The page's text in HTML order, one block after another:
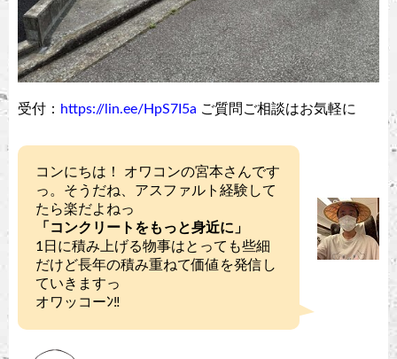
受付： https://lin.ee/HpS7I5a ご質問ご相談はお気軽に
コンにちは！ オワコンの宮本さんです
っ。そうだね、アスファルト経験して
たら楽だよねっ
「コンクリートをもっと身近に」
1日に積み上げる物事はとっても些細
だけど長年の積み重ねて価値を発信し
ていきますっ
オワッコーﾝ‼︎